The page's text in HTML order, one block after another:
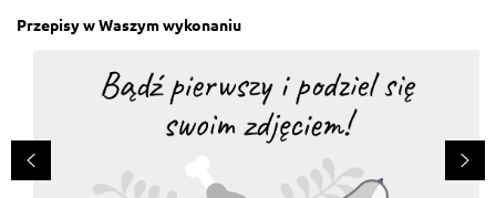
Przepisy w Waszym wykonaniu